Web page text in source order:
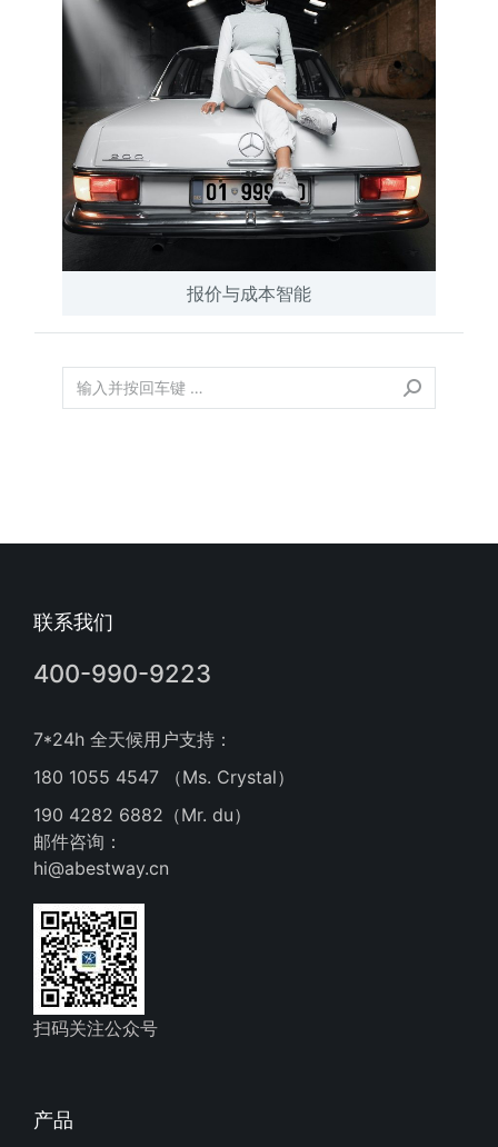
报价与成本智能
联系我们
400-990-9223
7*24h 全天候用户支持：
180 1055 4547 （Ms. Crystal）
190 4282 6882（Mr. du）
邮件咨询：
hi@abestway.cn
扫码关注公众号
产品